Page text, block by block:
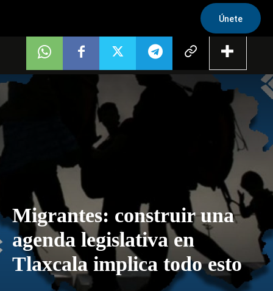
Únete
Migrantes: construir una
agenda legislativa en
Tlaxcala implica todo esto